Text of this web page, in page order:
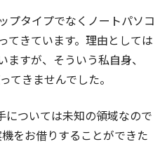
プタイプでなくノートパソコ
てきています。理由としては
すが、そういう私自身、
てきませんでした。
ついては未知の領域なので
をお借りすることができた